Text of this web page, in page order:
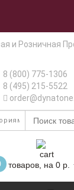
8 (800) 775-1306
8 (495) 215-5522
товаров, на 0 р.